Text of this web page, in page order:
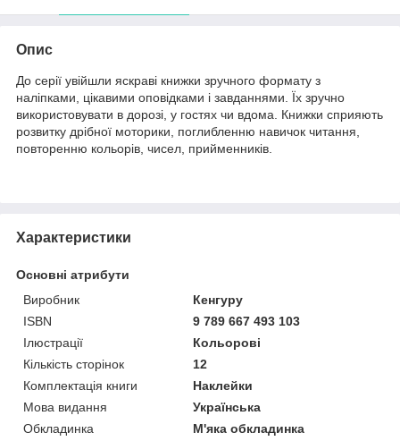
Опис
До серії увійшли яскраві книжки зручного формату з
наліпками, цікавими оповідками і завданнями. Їх зручно
використовувати в дорозі, у гостях чи вдома. Книжки сприяють
розвитку дрібної моторики, поглибленню навичок читання,
повторенню кольорів, чисел, прийменників.
Характеристики
Основні атрибути
Виробник
Кенгуру
ISBN
9 789 667 493 103
Ілюстрації
Кольорові
Кількість сторінок
12
Комплектація книги
Наклейки
Мова видання
Українська
Обкладинка
М'яка обкладинка